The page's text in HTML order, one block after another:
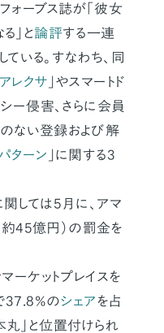
ーブス誌が「彼女
」と論評する一連
いる。すなわち、同
アレクサ 」やスマートド
シー侵害、さらに会員
ない登録および解
ターン 」に関する3
しては5月に、アマ
45億円）の罰金を
ーケットプレイスを
37.8%のシェア を占
丸」と位置付けられ